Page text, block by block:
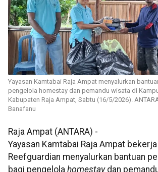
Yayasan Kamtabai Raja Ampat menyalurkan
pengelola homestay dan pemandu wisata di
Kabupaten Raja Ampat, Sabtu (16/5/2026).
Banafanu
Raja Ampat (ANTARA) -
Yayasan Kamtabai Raja Ampat
Reefguardian menyalurkan bantuan
bagi pengelola homestaydan